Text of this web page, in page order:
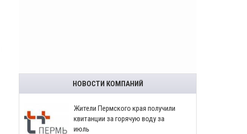
НОВОСТИ КОМПАНИЙ
​Жители Пермского края получили
квитанции за горячую воду за
июль